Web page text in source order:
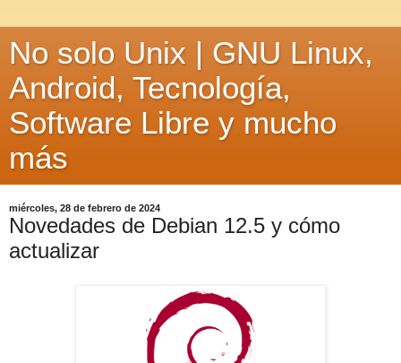
No solo Unix | GNU Linux,
Android, Tecnología,
Software Libre y mucho
más
miércoles, 28 de febrero de 2024
Novedades de Debian 12.5 y cómo
actualizar